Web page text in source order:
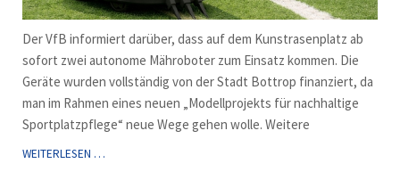
Der VfB informiert darüber, dass auf dem Kunstrasenplatz ab
sofort zwei autonome Mähroboter zum Einsatz kommen. Die
Geräte wurden vollständig von der Stadt Bottrop finanziert, da
man im Rahmen eines neuen „Modellprojekts für nachhaltige
Sportplatzpflege“ neue Wege gehen wolle. Weitere
WEITERLESEN …APRIL,